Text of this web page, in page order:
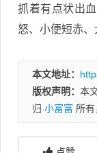
抓着有点状出
怒、小便短赤、
本文地址：
版权声明： 本
归 小富富 所有